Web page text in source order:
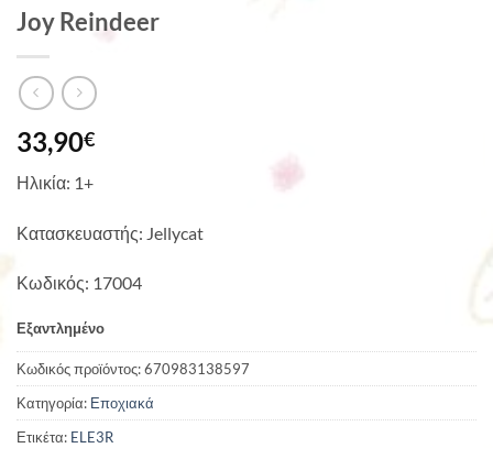
Joy Reindeer
33,90€
Ηλικία: 1+
Κατασκευαστής: Jellycat
Κωδικός: 17004
Εξαντλημένο
Κωδικός προϊόντος:670983138597
Κατηγορία: Εποχιακά
Ετικέτα: ELE3R